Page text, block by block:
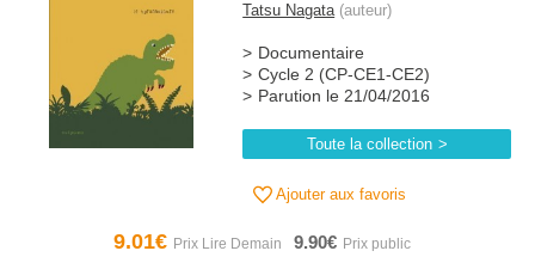
Tatsu Nagata(auteur)
Documentaire
Cycle 2 (CP-CE1-CE2)
Parution le 21/04/2016
Toute la collection
Ajouter aux favoris
9.01€ 9.90€